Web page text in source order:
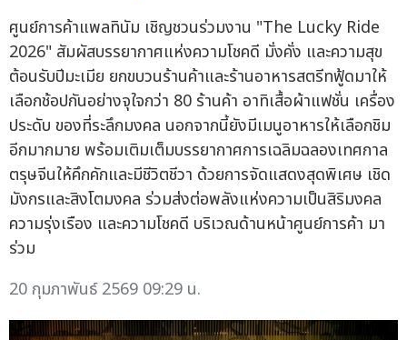
ศูนย์การค้าแพลทินัม เชิญชวนร่วมงาน "The Lucky Ride
2026" สัมผัสบรรยากาศแห่งความโชคดี มั่งคั่ง และความสุข
ต้อนรับปีมะเมีย ยกขบวนร้านค้าและร้านอาหารสตรีทฟู้ดมาให้
เลือกช้อปกันอย่างจุใจกว่า 80 ร้านค้า อาทิเสื้อผ้าแฟชั่น เครื่อง
ประดับ ของที่ระลึกมงคล นอกจากนี้ยังมีเมนูอาหารให้เลือกชิม
อีกมากมาย พร้อมเติมเต็มบรรยากาศการเฉลิมฉลองเทศกาล
ตรุษจีนให้คึกคักและมีชีวิตชีวา ด้วยการจัดแสดงสุดพิเศษ เชิด
มังกรและสิงโตมงคล ร่วมส่งต่อพลังแห่งความเป็นสิริมงคล
ความรุ่งเรือง และความโชคดี บริเวณด้านหน้าศูนย์การค้า มา
ร่วม
20 กุมภาพันธ์ 2569 09:29 น.